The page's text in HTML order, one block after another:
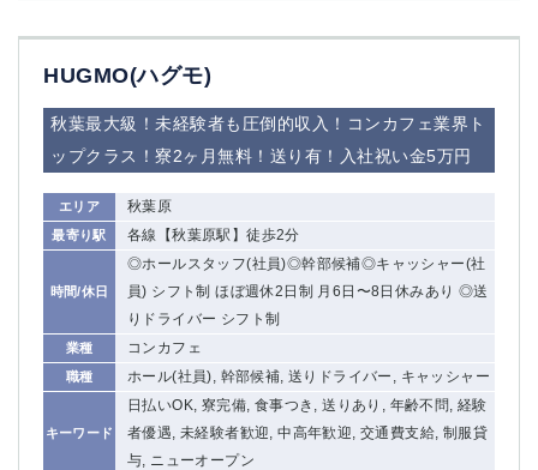
HUGMO(ハグモ)
秋葉最大級！未経験者も圧倒的収入！コンカフェ業界ト
ップクラス！寮2ヶ月無料！送り有！入社祝い金5万円
エリア 秋葉原
最寄り駅 各線【秋葉原駅】徒歩2分
時間/休日
◎ホールスタッフ(社員)◎幹部候補◎キャッシャー(社
員) シフト制 ほぼ週休2日制 月6日〜8日休みあり ◎送
りドライバー シフト制
業種 コンカフェ
職種 ホール(社員), 幹部候補, 送りドライバー, キャッシャー
キーワード
日払いOK, 寮完備, 食事つき, 送りあり, 年齢不問, 経験
者優遇, 未経験者歓迎, 中高年歓迎, 交通費支給, 制服貸
与, ニューオープン